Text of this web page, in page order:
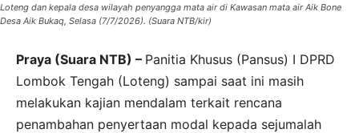
Loteng dan kepala desa wilayah penyangga mata air di Kawasan mata air Aik Bone
Desa Aik Bukaq, Selasa (7/7/2026). (Suara NTB/kir)
Praya (Suara NTB) – Panitia Khusus (Pansus) I DPRD
Lombok Tengah (Loteng) sampai saat ini masih
melakukan kajian mendalam terkait rencana
penambahan penyertaan modal kepada sejumalah